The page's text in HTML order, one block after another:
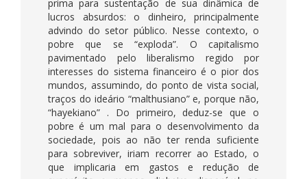
prima para sustentação de sua dinâmica de
lucros absurdos: o dinheiro, principalmente
advindo do setor público. Nesse contexto, o
pobre que se “exploda”. O capitalismo
pavimentado pelo liberalismo regido por
interesses do sistema financeiro é o pior dos
mundos, assumindo, do ponto de vista social,
traços do ideário “malthusiano” e, porque não,
“hayekiano” . Do primeiro, deduz-se que o
pobre é um mal para o desenvolvimento da
sociedade, pois ao não ter renda suficiente
para sobreviver, iriam recorrer ao Estado, o
que implicaria em gastos e redução de